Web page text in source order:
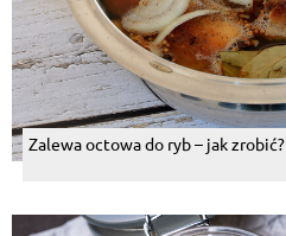
Zalewa octowa do ryb – jak zrobić?